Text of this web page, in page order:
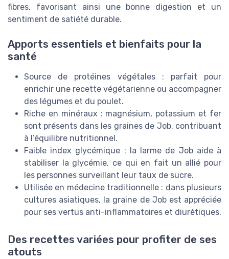
fibres, favorisant ainsi une bonne digestion et un
sentiment de satiété durable.
Apports essentiels et bienfaits pour la
santé
Source de protéines végétales : parfait pour
enrichir une recette végétarienne ou accompagner
des légumes et du poulet.
Riche en minéraux : magnésium, potassium et fer
sont présents dans les graines de Job, contribuant
à l’équilibre nutritionnel.
Faible index glycémique : la larme de Job aide à
stabiliser la glycémie, ce qui en fait un allié pour
les personnes surveillant leur taux de sucre.
Utilisée en médecine traditionnelle : dans plusieurs
cultures asiatiques, la graine de Job est appréciée
pour ses vertus anti-inflammatoires et diurétiques.
Des recettes variées pour profiter de ses
atouts